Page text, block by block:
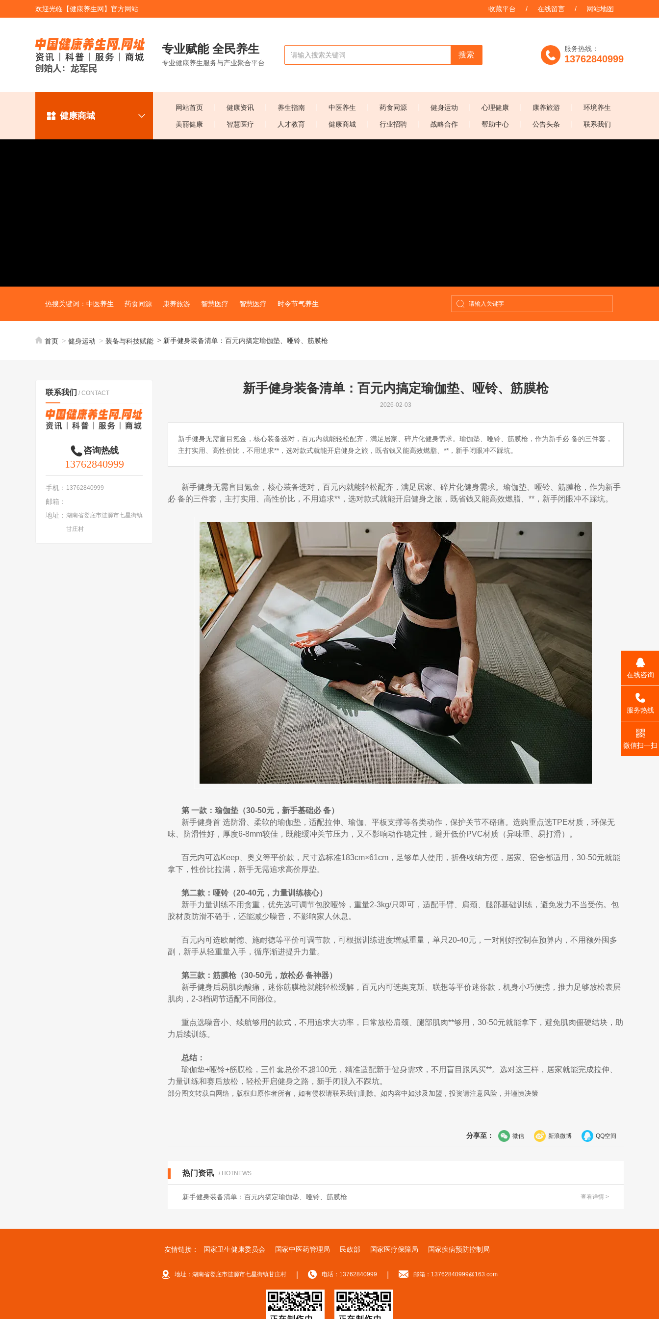
欢迎光临【健康养生网】官方网站 收藏平台 / 在线留言 / 网站地图
专业赋能 全民养生
专业健康养生服务与产业聚合平台
搜索
服务热线：
13762840999
健康商城
网站首页 健康资讯 养生指南 中医养生 药食同源 健身运动 心理健康 康养旅游 环境养生
美丽健康 智慧医疗 人才教育 健康商城 行业招聘 战略合作 帮助中心 公告头条 联系我们
热搜关键词： 中医养生 药食同源 康养旅游 智慧医疗 智慧医疗 时令节气养生
首页 健身运动 装备与科技赋能 新手健身装备清单：百元内搞定瑜伽垫、哑铃、筋膜枪
联系我们 / CONTACT
咨询热线
13762840999
手机： 13762840999
邮箱：
地址： 湖南省娄底市涟源市七星街镇
甘庄村
新手健身装备清单：百元内搞定瑜伽垫、哑铃、筋膜枪
2026-02-03
新手健身无需盲目氪金，核心装备选对，百元内就能轻松配齐，满足居家、碎片化健身需求。瑜伽垫、哑铃、筋膜枪，作为新手必 备的三件套，
主打实用、高性价比，不用追求**，选对款式就能开启健身之旅，既省钱又能高效燃脂、**，新手闭眼冲不踩坑。
新手健身无需盲目氪金，核心装备选对，百元内就能轻松配齐，满足居家、碎片化健身需求。瑜伽垫、哑铃、筋膜枪，作为新手
必 备的三件套，主打实用、高性价比，不用追求**，选对款式就能开启健身之旅，既省钱又能高效燃脂、**，新手闭眼冲不踩坑。
第 一款：瑜伽垫（30-50元，新手基础必 备）
新手健身首 选防滑、柔软的瑜伽垫，适配拉伸、瑜伽、平板支撑等各类动作，保护关节不硌痛。选购重点选TPE材质，环保无
味、防滑性好，厚度6-8mm较佳，既能缓冲关节压力，又不影响动作稳定性，避开低价PVC材质（异味重、易打滑）。
百元内可选Keep、奥义等平价款，尺寸选标准183cm×61cm，足够单人使用，折叠收纳方便，居家、宿舍都适用，30-50元就能
拿下，性价比拉满，新手无需追求高价厚垫。
第二款：哑铃（20-40元，力量训练核心）
新手力量训练不用贪重，优先选可调节包胶哑铃，重量2-3kg/只即可，适配手臂、肩颈、腿部基础训练，避免发力不当受伤。包
胶材质防滑不硌手，还能减少噪音，不影响家人休息。
百元内可选欧耐德、施耐德等平价可调节款，可根据训练进度增减重量，单只20-40元，一对刚好控制在预算内，不用额外囤多
副，新手从轻重量入手，循序渐进提升力量。
第三款：筋膜枪（30-50元，放松必 备神器）
新手健身后易肌肉酸痛，迷你筋膜枪就能轻松缓解，百元内可选奥克斯、联想等平价迷你款，机身小巧便携，推力足够放松表层
肌肉，2-3档调节适配不同部位。
重点选噪音小、续航够用的款式，不用追求大功率，日常放松肩颈、腿部肌肉**够用，30-50元就能拿下，避免肌肉僵硬结块，助
力后续训练。
总结：
瑜伽垫+哑铃+筋膜枪，三件套总价不超100元，精准适配新手健身需求，不用盲目跟风买**。选对这三样，居家就能完成拉伸、
力量训练和赛后放松，轻松开启健身之路，新手闭眼入不踩坑。
部分图文转载自网络，版权归原作者所有，如有侵权请联系我们删除。如内容中如涉及加盟，投资请注意风险，并谨慎决策
分享至： 微信 新浪微博 QQ空间
热门资讯 / HOTNEWS
新手健身装备清单：百元内搞定瑜伽垫、哑铃、筋膜枪 查看详情 >
友情链接： 国家卫生健康委员会 ‌国家中医药管理局 ‌民政部 ‌国家医疗保障局 国家疾病预防控制局
地址：湖南省娄底市涟源市七星街镇甘庄村 电话：13762840999 邮箱：13762840999@163.com
在线咨询
_self
服务热线
微信扫一扫